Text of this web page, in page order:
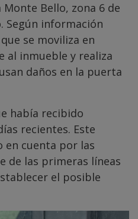
Bello, zona 6 de
Según información
se moviliza en
al inmueble y realiza
daños en la puerta
había recibido
recientes. Este
en cuenta por las
de las primeras líneas
el posible